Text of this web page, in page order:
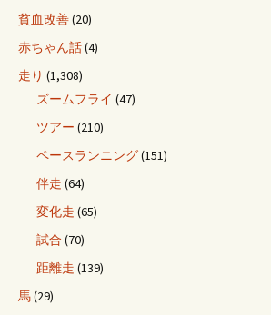
貧血改善(20)
赤ちゃん話(4)
走り (1,308)
ズームフライ (47)
ツアー (210)
ペースランニング(151)
伴走 (64)
変化走 (65)
試合 (70)
距離走 (139)
馬(29)